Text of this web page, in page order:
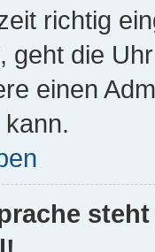
richtig
geht die
einen